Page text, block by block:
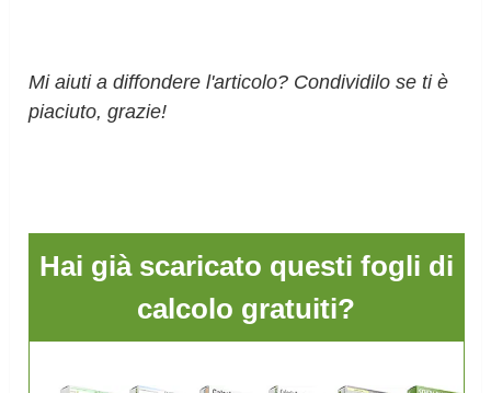
Mi aiuti a diffondere l'articolo? Condividilo se ti è
piaciuto, grazie!
Hai già scaricato questi fogli di
calcolo gratuiti?